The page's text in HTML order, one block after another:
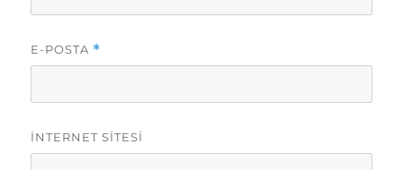
E-POSTA *
İNTERNET SITESI